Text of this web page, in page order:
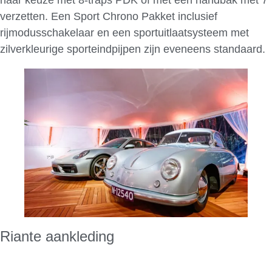
verzetten. Een Sport Chrono Pakket inclusief
rijmodusschakelaar en een sportuitlaatsysteem met
zilverkleurige sporteindpijpen zijn eveneens standaard.
Riante aankleding